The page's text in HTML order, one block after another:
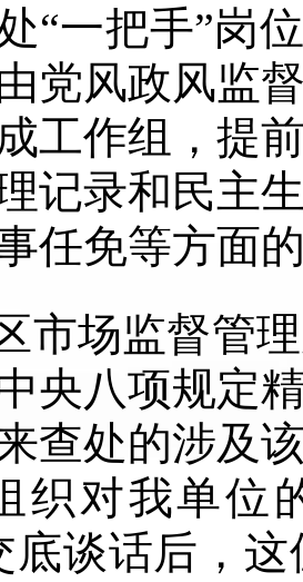
“一把手”岗
党风政风监
工作组，提
记录和民主
任免等方面
市场监督管
央八项规定
查处的涉及
织对我单位
底谈话后，